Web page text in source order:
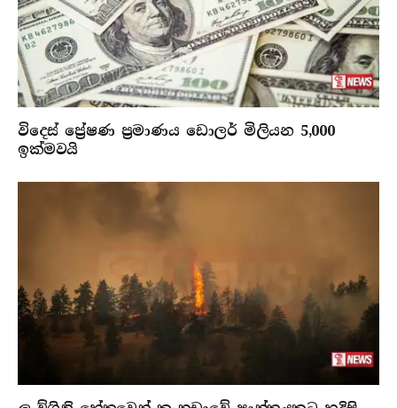
විදෙස් ප්‍රේෂණ ප්‍රමාණය ඩොලර් මිලියන 5,000
ඉක්මවයි